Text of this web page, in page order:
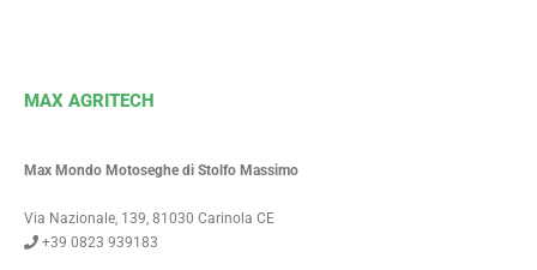
MAX AGRITECH
Max Mondo Motoseghe di Stolfo Massimo
Via Nazionale, 139, 81030 Carinola CE
+39 0823 939183